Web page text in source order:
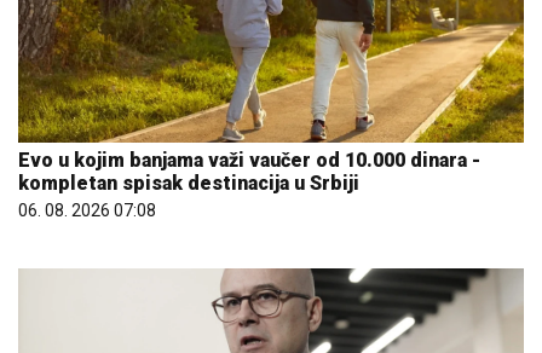
Evo u kojim banjama važi vaučer od 10.000 dinara -
kompletan spisak destinacija u Srbiji
06. 08. 2026 07:08